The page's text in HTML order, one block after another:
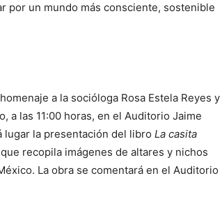
por un mundo más consciente, sostenible
a la socióloga Rosa Estela Reyes y
a las 11:00 horas, en el Auditorio Jaime
lugar la presentación del libro La casita
recopila imágenes de altares y nichos
La obra se comentará en el Auditorio